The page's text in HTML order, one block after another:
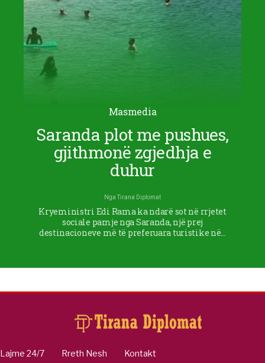
Masmedia
Saranda plot me pushues,
gjithmonë zgjedhja e
duhur
NgaTirana Diplomat
Kryeministri Edi Rama ka ndarë sot në rrjetet
sociale pamje nga Saranda, një prej
destinacioneve më të preferuara turistike në…
Lajme 24/7 Rreth Nesh Kontakt